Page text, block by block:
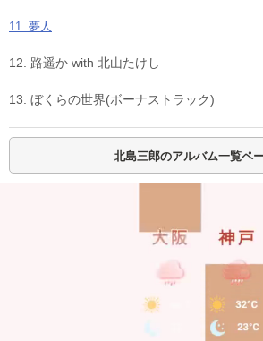
11. 夢人
12. 路遥か with 北山たけし
13. ぼくらの世界(ボーナストラック)
北島三郎のアルバム一覧ペ